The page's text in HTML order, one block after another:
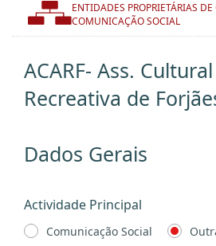
ENTIDADES PROPRIETÁRIAS DE
COMUNICAÇÃO SOCIAL
ACARF- Ass.
Recreativa de
Dados Gerais
Actividade Principal
Comunicação Social